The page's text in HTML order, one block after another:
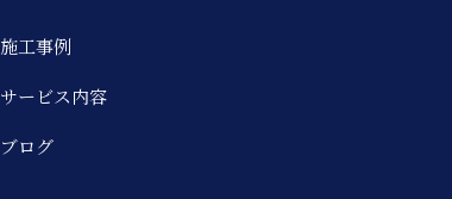
施工事例
サービス内容
ブログ